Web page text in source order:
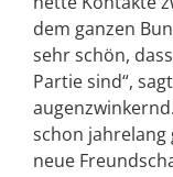
dem ganzen
sehr schön,
Partie sind“,
schon
neue